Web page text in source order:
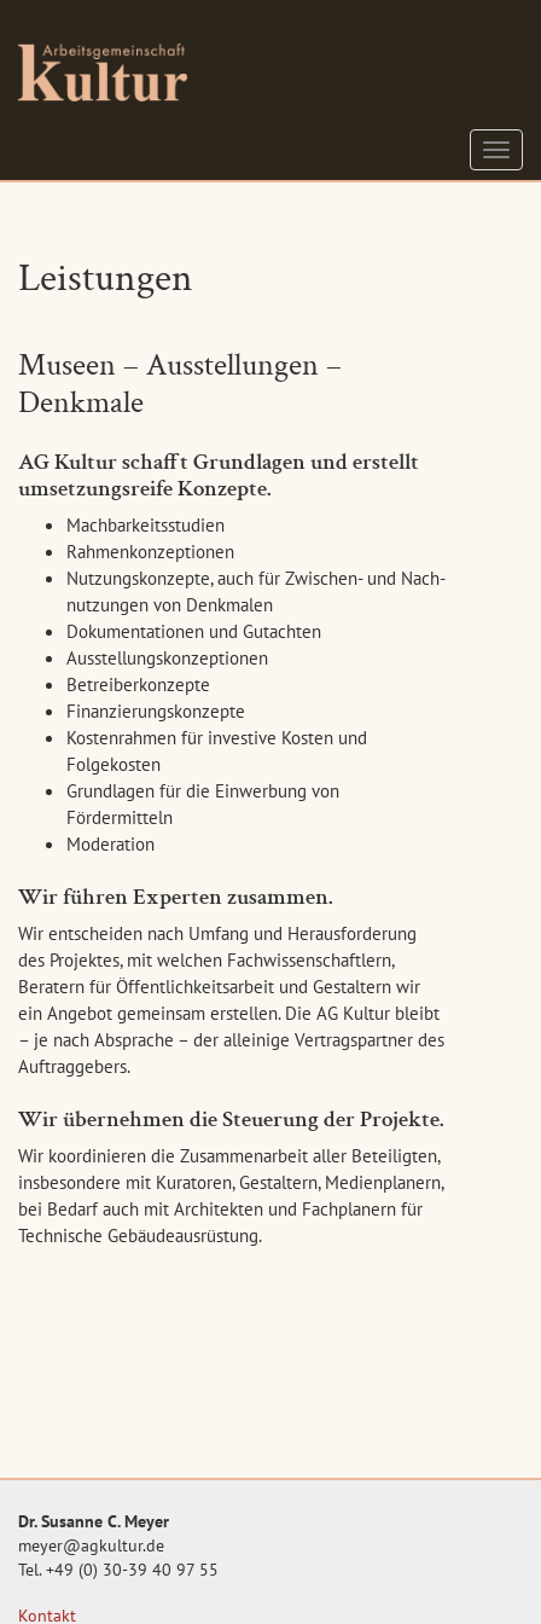
S
c
Leistungen
Museen – Ausstellungen –
Denkmale
AG Kultur schafft Grundlagen und erstellt
umsetzungsreife Konzepte.
Machbarkeitsstudien
Rahmenkonzeptionen
Nutzungskonzepte, auch für Zwischen- und Nach-
nutzungen von Denkmalen
Dokumentationen und Gutachten
Ausstellungskonzeptionen
Betreiberkonzepte
Finanzierungskonzepte
Kostenrahmen für investive Kosten und
Folgekosten
Grundlagen für die Einwerbung von
Fördermitteln
Moderation
Wir führen Experten zusammen.
Wir entscheiden nach Umfang und Herausforderung
des Projektes, mit welchen Fachwissenschaftlern,
Beratern für Öffentlichkeitsarbeit und Gestaltern wir
ein Angebot gemeinsam erstellen. Die AG Kultur bleibt
– je nach Absprache – der alleinige Vertragspartner des
Auftraggebers.
Wir übernehmen die Steuerung der Projekte.
Wir koordinieren die Zusammenarbeit aller Beteiligten,
insbesondere mit Kuratoren, Gestaltern, Medienplanern,
bei Bedarf auch mit Architekten und Fachplanern für
Technische Gebäudeausrüstung.
Dr. Susanne C. Meyer
meyer@agkultur.de
Tel. +49 (0) 30-39 40 97 55
Kontakt